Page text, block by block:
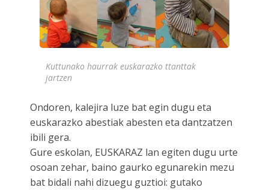
Kuttunako haurrak euskarazko ttanttak
jartzen
Ondoren, kalejira luze bat egin dugu eta
euskarazko abestiak abesten eta dantzatzen
ibili gera.
Gure eskolan, EUSKARAZ lan egiten dugu urte
osoan zehar, baino gaurko egunarekin mezu
bat bidali nahi dizuegu guztioi: gutako